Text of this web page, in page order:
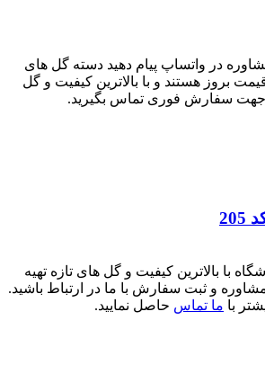
در واتساپ پیام دهید دسته گل های
بروز هستند و با بالاترین کیفیت و گل
جهت سفارش فوری تماس بگیرید.
با بالاترین کیفیت و گل های تازه تهیه
و ثبت سفارش با ما در ارتباط باشید.
با ما تماس حاصل نمایید.